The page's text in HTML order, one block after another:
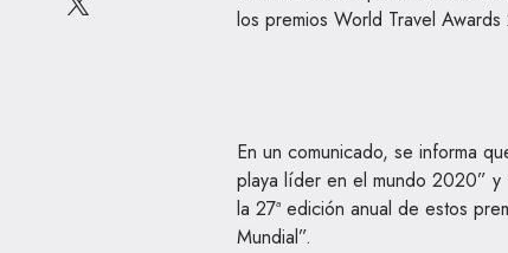
los premios World Travel
En un comunicado, se informa
playa líder en el mundo 2020”
la 27ª edición anual de estos
Mundial”.